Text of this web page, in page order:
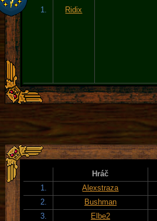
1. Ridix
Hráč
1.
Alexstraza
2.
Bushman
3.
Elbe2